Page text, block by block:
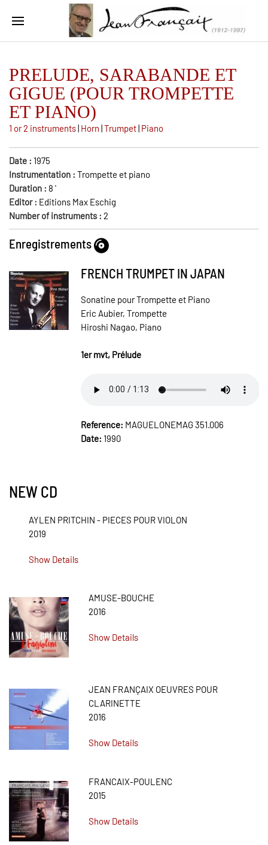
PRELUDE, SARABANDE ET
GIGUE (POUR TROMPETTE
ET PIANO)
1 or 2 instruments| Horn |Trumpet| Piano
Date : 1975
Instrumentation : Trompette et piano
Duration : 8 '
Editor : Editions Max Eschig
Number of instruments : 2
Enregistrements
FRENCH TRUMPET IN JAPAN
Sonatine pour Trompette et Piano
Eric Aubier, Trompette
Hiroshi Nagao, Piano
1er mvt, Prélude
Reference: MAGUELONEMAG 351.006
Date: 1990
NEW CD
AYLEN PRITCHIN - PIECES POUR VIOLON
2019
Show Details
AMUSE-BOUCHE
2016
Show Details
JEAN FRANÇAIX OEUVRES POUR
CLARINETTE
2016
Show Details
FRANCAIX-POULENC
2015
Show Details